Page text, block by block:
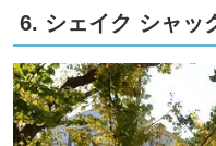
6. シェイク シャッ